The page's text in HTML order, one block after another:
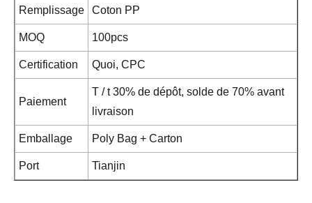
Remplissage Coton PP
MOQ 100pcs
Certification Quoi, CPC
Paiement
T / t 30% de dépôt, solde de 70% avant
livraison
Emballage Poly Bag + Carton
Port Tianjin